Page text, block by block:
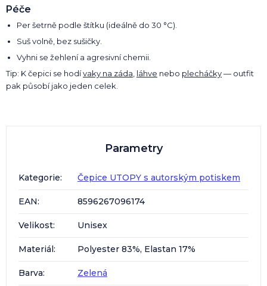
Péče
Per šetrně podle štítku (ideálně do 30 °C).
Suš volně, bez sušičky.
Vyhni se žehlení a agresivní chemii.
Tip: K čepici se hodívaky na záda láhve nebo plecháčky— outfit
pak působí jako jeden celek.
Parametry
Kategorie: Čepice UTOPY s autorským potiskem
EAN: 8596267096174
Velikost: Unisex
Materiál: Polyester 83%, Elastan 17%
Barva: Zelená